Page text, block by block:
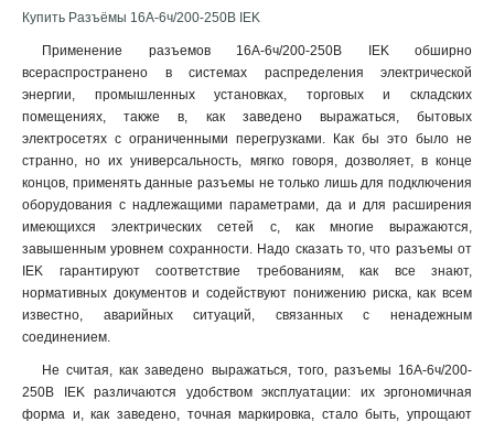
Купить Разъёмы 16А-6ч/200-250В IEK
Применение разъемов 16А-6ч/200-250В IEK обширно
всераспространено в системах распределения электрической
энергии, промышленных установках, торговых и складских
помещениях, также в, как заведено выражаться, бытовых
электросетях с ограниченными перегрузками. Как бы это было не
странно, но их универсальность, мягко говоря, дозволяет, в конце
концов, применять данные разъемы не только лишь для подключения
оборудования с надлежащими параметрами, да и для расширения
имеющихся электрических сетей с, как многие выражаются,
завышенным уровнем сохранности. Надо сказать то, что разъемы от
IEK гарантируют соответствие требованиям, как все знают,
нормативных документов и содействуют понижению риска, как всем
известно, аварийных ситуаций, связанных с ненадежным
соединением.
Не считая, как заведено выражаться, того, разъемы 16А-6ч/200-
250В IEK различаются удобством эксплуатации: их эргономичная
форма и, как заведено, точная маркировка, стало быть, упрощают